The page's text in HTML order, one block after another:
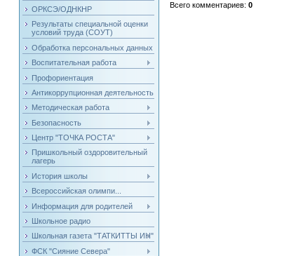
ОРКСЭ/ОДНКНР
Результаты специальной оценки
условий труда (СОУТ)
Обработка персональных данных
Воспитательная работа
Профориентация
Антикоррупционная деятельность
Методическая работа
Безопасность
Центр "ТОЧКА РОСТА"
Пришкольный оздоровительный
лагерь
История школы
Всероссийская олимпи...
Информация для родителей
Школьное радио
Школьная газета "ТАТКИТТЫ ИН"
ФСК "Сияние Севера"
Всего комментариев: 0